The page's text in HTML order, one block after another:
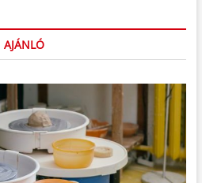
AJÁNLÓ